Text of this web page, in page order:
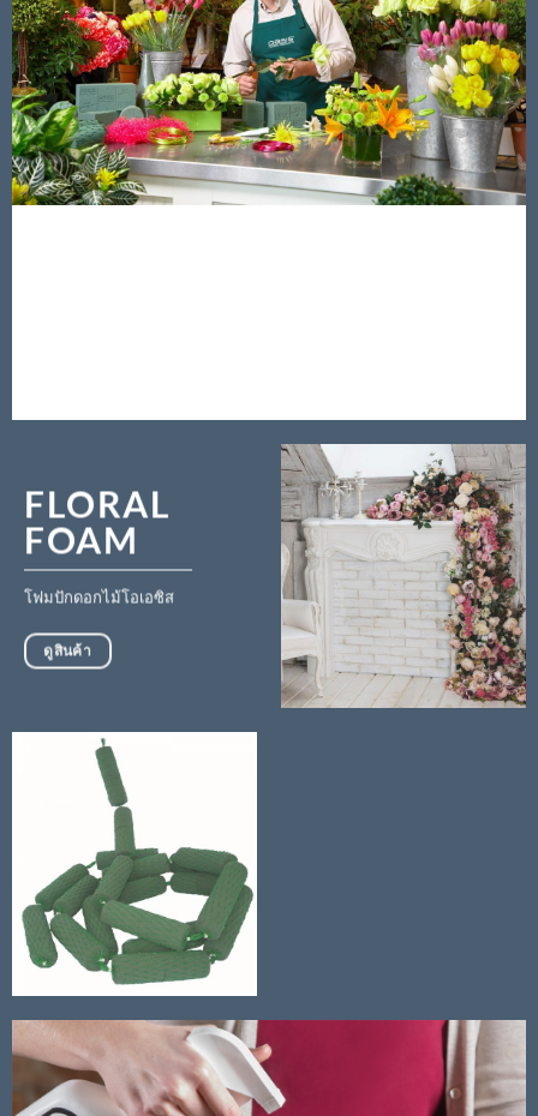
FLORAL
FOAM
โฟมปักดอกไม้โอเอซิส
ดูสินค้า